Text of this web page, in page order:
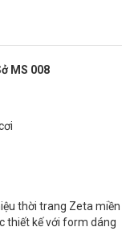
MS 008
thời trang Zeta miền
thiết kế với form dáng